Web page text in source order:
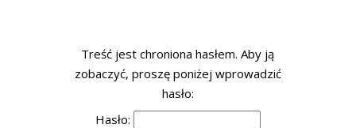
Treść jest chroniona hasłem. Aby ją
zobaczyć, proszę poniżej wprowadzić
hasło:
Hasło: